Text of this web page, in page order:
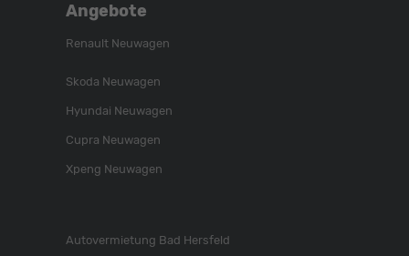
Angebote
Renault Neuwagen
Skoda Neuwagen
Hyundai Neuwagen
Cupra Neuwagen
Xpeng Neuwagen
Autovermietung Bad Hersfeld